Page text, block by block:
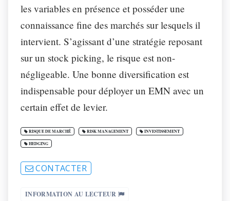
les variables en présence et posséder une
connaissance fine des marchés sur lesquels il
intervient. S’agissant d’une stratégie reposant
sur un stock picking, le risque est non-
négligeable. Une bonne diversification est
indispensable pour déployer un EMN avec un
certain effet de levier.
RISQUE DE MARCHÉ RISK MANAGEMENT
INVESTISSEMENT
HEDGING
CONTACTER
INFORMATION AU LECTEUR